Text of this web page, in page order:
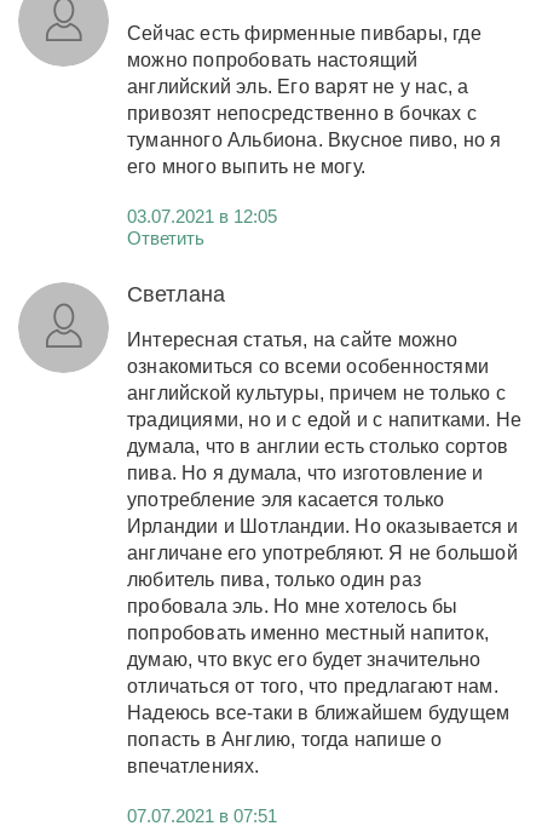
Сейчас есть фирменные пивбары, где
можно попробовать настоящий
английский эль. Его варят не у нас, а
привозят непосредственно в бочках с
туманного Альбиона. Вкусное пиво, но я
его много выпить не могу.
03.07.2021 в 12:05
Ответить
Светлана
Интересная статья, на сайте можно
ознакомиться со всеми особенностями
английской культуры, причем не только с
традициями, но и с едой и с напитками. Не
думала, что в англии есть столько сортов
пива. Но я думала, что изготовление и
употребление эля касается только
Ирландии и Шотландии. Но оказывается и
англичане его употребляют. Я не большой
любитель пива, только один раз
пробовала эль. Но мне хотелось бы
попробовать именно местный напиток,
думаю, что вкус его будет значительно
отличаться от того, что предлагают нам.
Надеюсь все-таки в ближайшем будущем
попасть в Англию, тогда напише о
впечатлениях.
07.07.2021 в 07:51